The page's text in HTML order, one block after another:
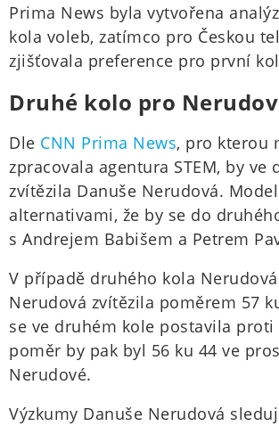
Prima News byla vytvořena
kola voleb, zatímco pro Českou
zjišťovala preference pro první
Druhé kolo pro
Dle CNN Prima News, pro kterou
zpracovala agentura STEM, by ve
zvítězila Danuše Nerudová.
alternativami, že by se do
s Andrejem Babišem a Petrem
V případě druhého kola
Nerudová zvítězila poměrem 57
se ve druhém kole postavila proti
poměr by pak byl 56 ku 44 ve
Nerudové.
Výzkumy Danuše Nerudová